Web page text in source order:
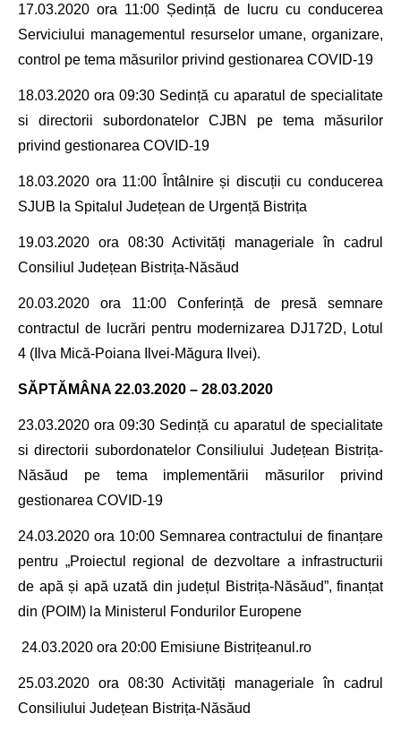
17.03.2020 ora 11:00 Ședință de lucru cu conducerea
Serviciului managementul resurselor umane, organizare,
control pe tema măsurilor privind gestionarea COVID-19
18.03.2020 ora 09:30 Sedință cu aparatul de specialitate
si directorii subordonatelor CJBN pe tema măsurilor
privind gestionarea COVID-19
18.03.2020 ora 11:00 Întâlnire și discuții cu conducerea
SJUB la Spitalul Județean de Urgență Bistrița
19.03.2020 ora 08:30 Activități manageriale în cadrul
Consiliul Județean Bistrița-Năsăud
20.03.2020 ora 11:00 Conferință de presă semnare
contractul de lucrări pentru modernizarea DJ172D, Lotul
4 (Ilva Mică-Poiana Ilvei-Măgura Ilvei).
SĂPTĂMÂNA 22.03.2020 – 28.03.2020
23.03.2020 ora 09:30 Sedință cu aparatul de specialitate
si directorii subordonatelor Consiliului Județean Bistrița-
Năsăud pe tema implementării măsurilor privind
gestionarea COVID-19
24.03.2020 ora 10:00 Semnarea contractului de finanțare
pentru „Proiectul regional de dezvoltare a infrastructurii
de apă și apă uzată din județul Bistrița-Năsăud”, finanțat
din (POIM) la Ministerul Fondurilor Europene
24.03.2020 ora 20:00 Emisiune Bistrițeanul.ro
25.03.2020 ora 08:30 Activități manageriale în cadrul
Consiliului Județean Bistrița-Năsăud